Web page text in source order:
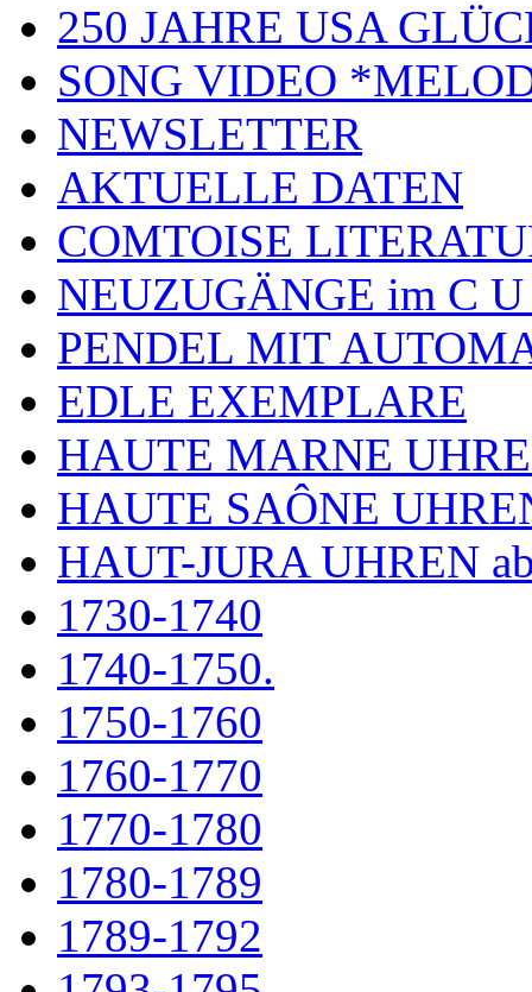
250 JAHRE USA
SONG VIDEO
NEWSLETTER
AKTUELLE DATEN
COMTOISE
NEUZUGÄNGE im C
PENDEL MIT
EDLE EXEMPLARE
HAUTE MARNE
HAUTE SAÔNE
HAUT-JURA UHREN
1730-1740
1740-1750.
1750-1760
1760-1770
1770-1780
1780-1789
1789-1792